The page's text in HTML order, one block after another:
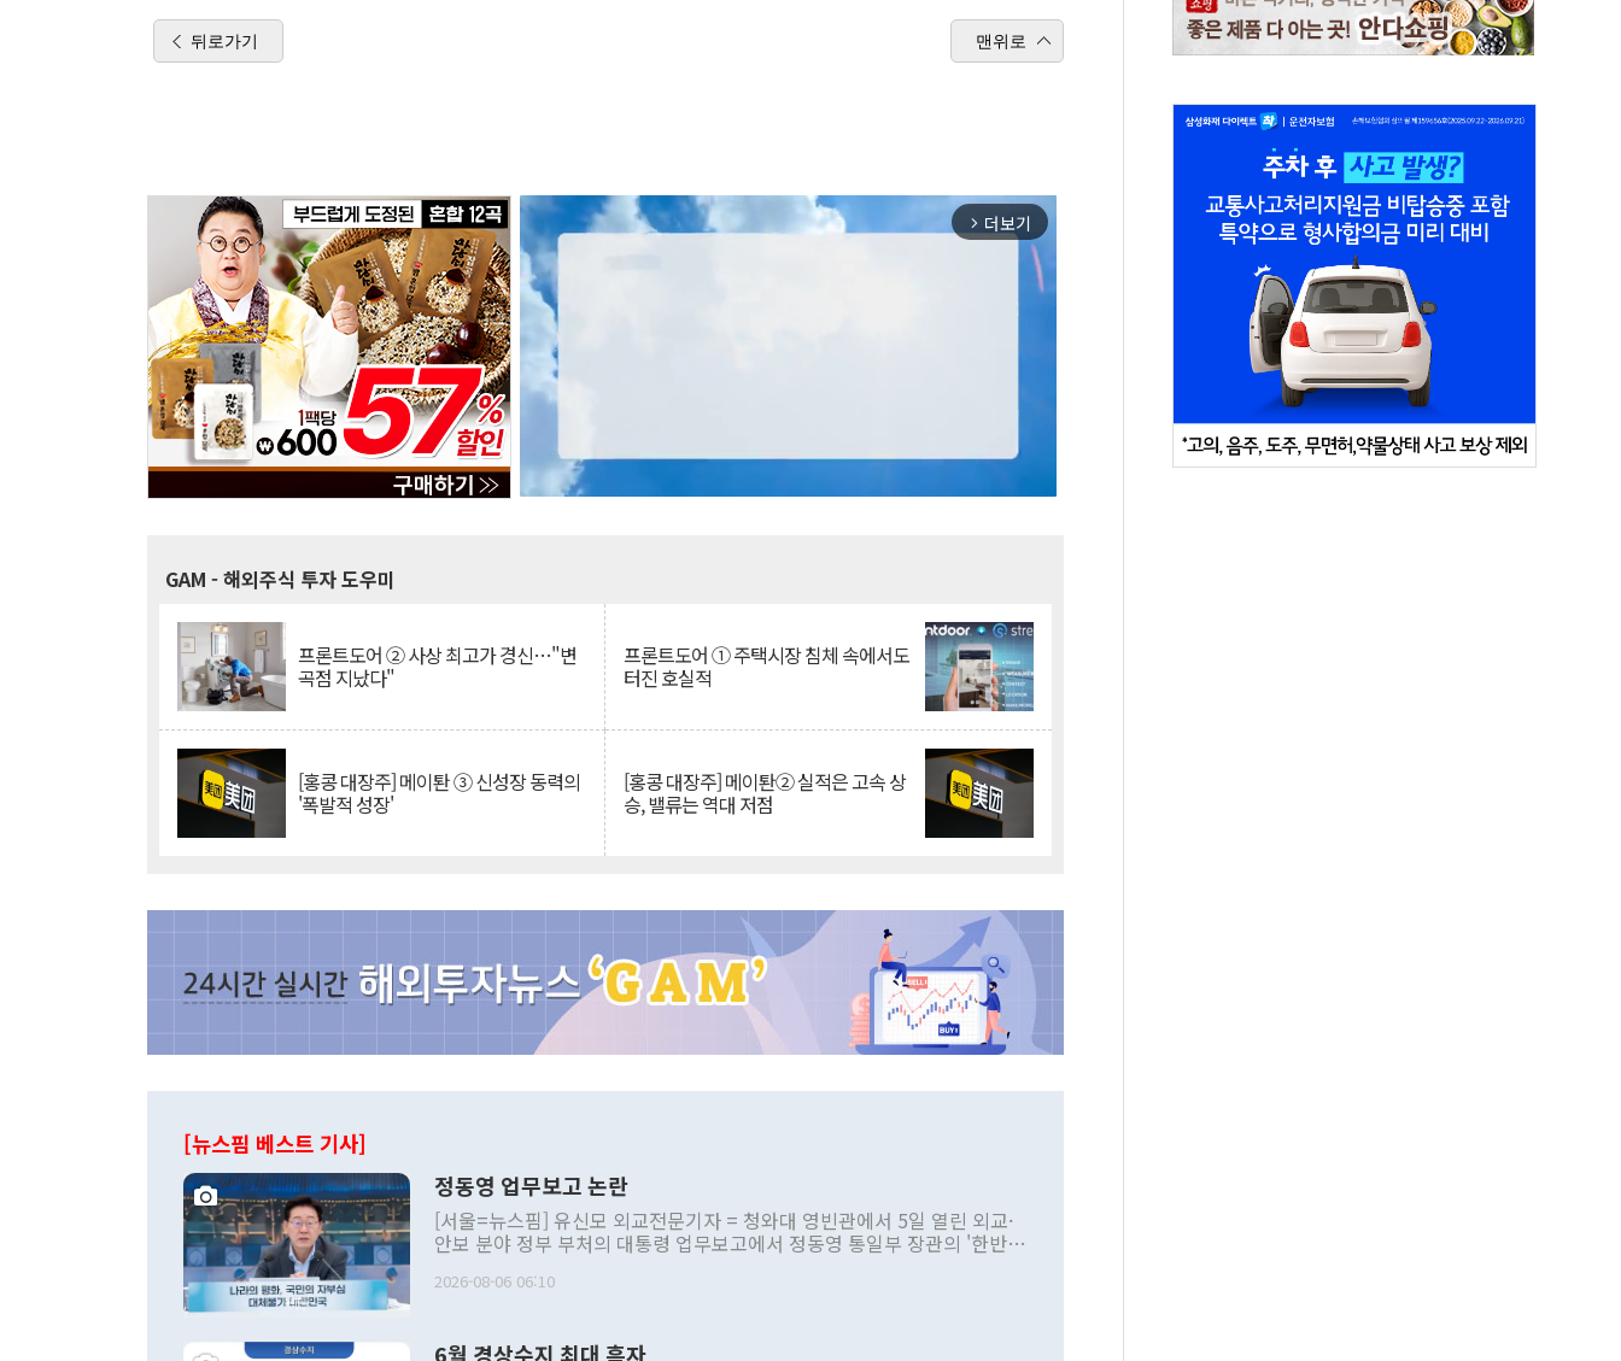
뒤로가기 맨위로
arrow_forward_ios 더보기
GAM - 해외주식 투자 도우미
프론트도어 ② 사상 최고가 경신…"변
곡점 지났다"
프론트도어 ① 주택시장 침체 속에서도
터진 호실적
[홍콩 대장주] 메이퇀 ③ 신성장 동력의
'폭발적 성장'
[홍콩 대장주] 메이퇀② 실적은 고속 상
승, 밸류는 역대 저점
[뉴스핌 베스트 기사]
정동영 업무보고 논란
[서울=뉴스핌] 유신모 외교전문기자 = 청와대 영빈관에서 5일 열린 외교·
안보 분야 정부 부처의 대통령 업무보고에서 정동영 통일부 장관의 '한반도
발언 중에는 정부 내 조율을 거치지 않은 사안을 정책으로 추진하겠다고 공
2026-08-06 06:10
6월 경상수지 최대 흑자